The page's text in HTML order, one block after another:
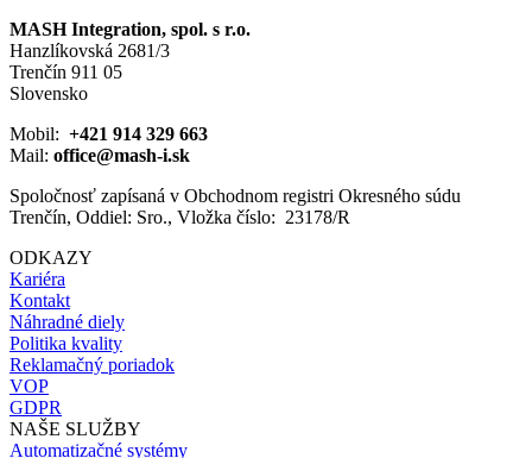
Power
contactor,
AC-
3
A,
4
/
400
1
NO,
24
V
DC
3-
pole,
Si
MASH Integration, spol. s r.o.
Hanzlíkovská 2681/3
Trenčín 911 05
Slovensko
Mobil: +421 914 329 663
Mail: office@mash-i.sk
Spoločnosť zapísaná v Obchodnom registri Okresného súdu
Trenčín, Oddiel: Sro., Vložka číslo: 23178/R
ODKAZY
Kariéra
Kontakt
Náhradné diely
Politika kvality
Reklamačný poriadok
VOP
GDPR
NAŠE SLUŽBY
Automatizačné systémy